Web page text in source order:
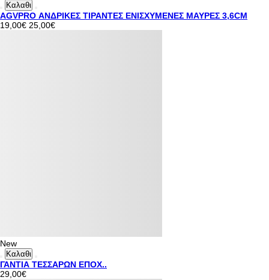
Καλαθι
AGVPRO ΑΝΔΡΙΚΕΣ ΤΙΡΑΝΤΕΣ ΕΝΙΣΧΥΜΕΝΕΣ ΜΑΥΡΕΣ 3,6CM
19,00€ 25,00€
New
Καλαθι
ΓΑΝΤΙΑ ΤΕΣΣΑΡΩΝ ΕΠΟΧ..
29,00€